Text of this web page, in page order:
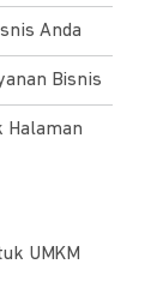
Anda
Bisnis
Halaman
UMKM